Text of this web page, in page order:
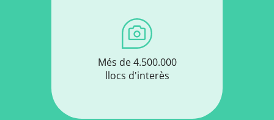
Més de 4.500.000
llocs d'interès